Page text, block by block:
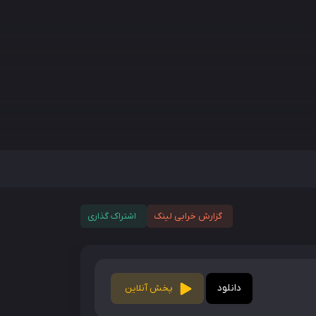
گزارش خرابی لینک اشتراک گذاری
دانلود پخش آنلاین